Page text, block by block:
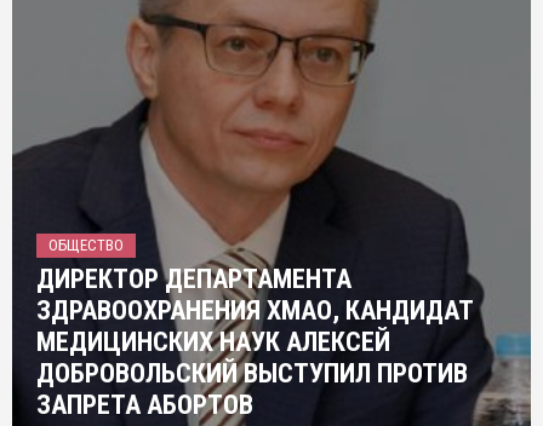
ОБЩЕСТВО
ДИРЕКТОР ДЕПАРТАМЕНТА
ЗДРАВООХРАНЕНИЯ ХМАО, КАНДИДАТ
МЕДИЦИНСКИХ НАУК АЛЕКСЕЙ
ДОБРОВОЛЬСКИЙ ВЫСТУПИЛ ПРОТИВ
ЗАПРЕТА АБОРТОВ